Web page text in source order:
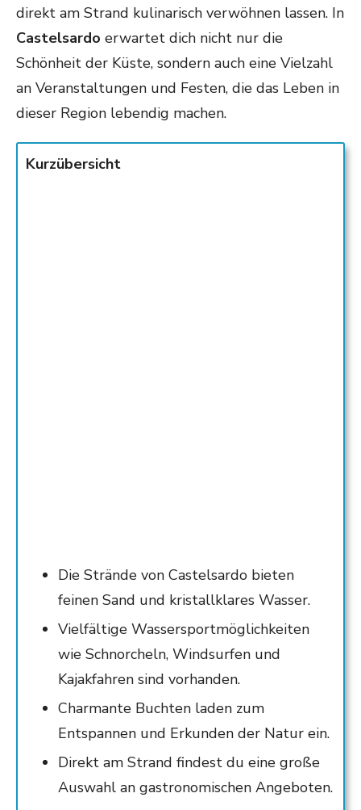
direkt am Strand kulinarisch verwöhnen lassen. In
Castelsardo erwartet dich nicht nur die
Schönheit der Küste, sondern auch eine Vielzahl
an Veranstaltungen und Festen, die das Leben in
dieser Region lebendig machen.
Kurzübersicht
Die Strände von Castelsardo bieten
feinen Sand und kristallklares Wasser.
Vielfältige Wassersportmöglichkeiten
wie Schnorcheln, Windsurfen und
Kajakfahren sind vorhanden.
Charmante Buchten laden zum
Entspannen und Erkunden der Natur ein.
Direkt am Strand findest du eine große
Auswahl an gastronomischen Angeboten.